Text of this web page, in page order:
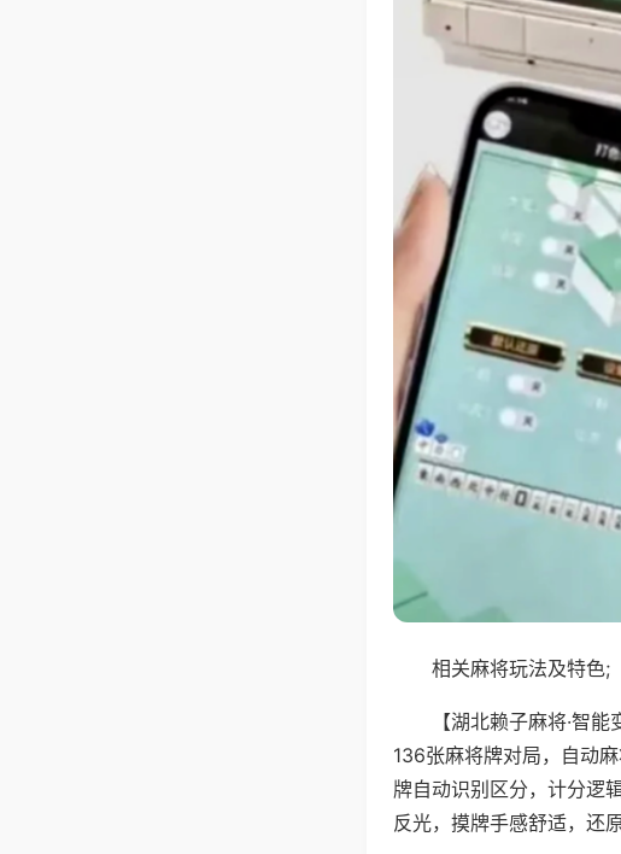
相关麻将玩法及特色;
【湖北赖子麻将·智
136张麻将牌对局，自动
牌自动识别区分，计分逻
反光，摸牌手感舒适，还